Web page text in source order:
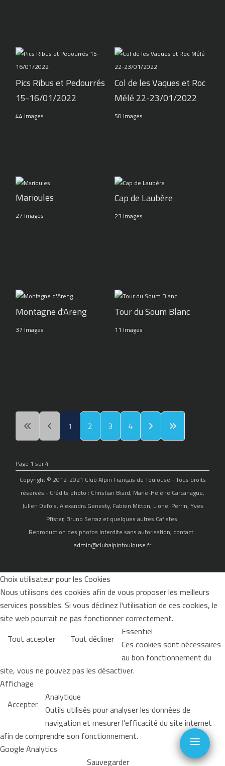
Pics Ribus et Pedourrés
15-16/01/2022
44 Images
Col de les Vaques et Roc
Mélé 22-23/01/2022
50 Images
Marioules
27 Images
Cap de Laubère
23 Images
Montagne d'Areng
37 Images
Tour du Soum Blanc
11 Images
1 2 3 4
Page 1 sur 4
Copyright © 2012-2021 Club Alpin Français de Toulouse - Tous droits
réservés - Crédits photo : Christian Biard, Marie-Hélène Carcanague,
Julien Defois, Alexandra Genesty, Fabien Mitton, Lionel Perrin, Yves
Pfister, Bruno Serraz et quelques autres Cafistes.
Reproduction des photos interdite sans autorisation, contact :
admin@clubalpintoulouse.fr
Choix utilisateur pour les Cookies
Nous utilisons des cookies afin de vous proposer les meilleurs
services possibles. Si vous déclinez l'utilisation de ces cookies, le
site web pourrait ne pas fonctionner correctement.
Tout accepter
Tout décliner Essentiel
Ces cookies sont nécessaires
au bon fonctionnement du
site, vous ne pouvez pas les désactiver.
Affichage
Accepter Analytique
Outils utilisés pour analyser les données de
navigation et mesurer l'efficacité du site internet
afin de comprendre son fonctionnement.
Google Analytics
Sauvegarder
≡